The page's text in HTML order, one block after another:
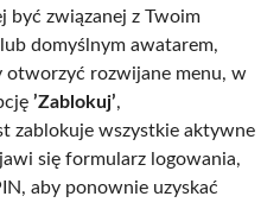
być związanej z Twoim
domyślnym awatarem,
otworzyć rozwijane menu, w
’Zablokuj’,
zablokuje wszystkie aktywne
się formularz logowania,
aby ponownie uzyskać